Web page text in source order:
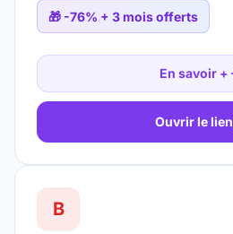
🎁 -76% + 3 mois offerts
En savoir +
Ouvrir le lien
B